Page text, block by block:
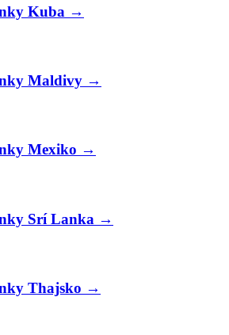
Kuba →
Maldivy →
Mexiko →
Srí Lanka →
Thajsko →